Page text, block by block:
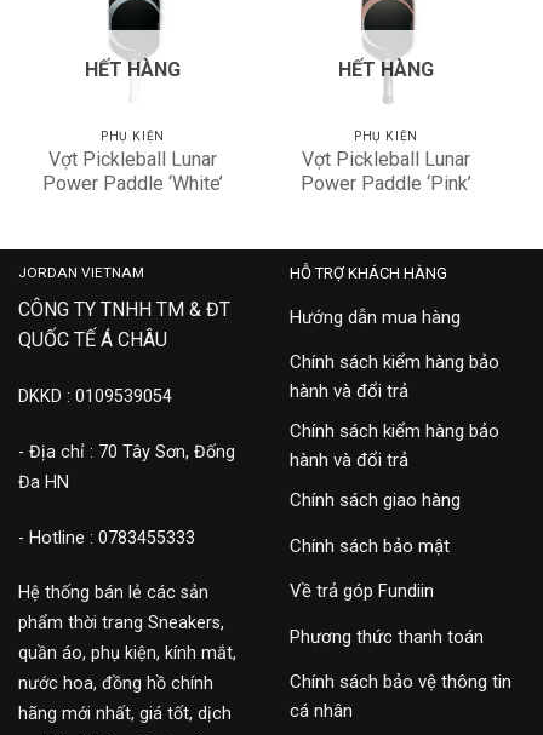
HẾT HÀNG
PHỤ KIỆN
Vợt Pickleball Lunar
Power Paddle ‘White’
HẾT HÀNG
PHỤ KIỆN
Vợt Pickleball Lunar
Power Paddle ‘Pink’
JORDAN VIETNAM
CÔNG TY TNHH TM & ĐT
QUỐC TẾ Á CHÂU
DKKD : 0109539054
- Địa chỉ : 70 Tây Sơn, Đống
Đa HN
- Hotline : 0783455333
Hệ thống bán lẻ các sản
phẩm thời trang Sneakers,
quần áo, phụ kiện, kính mắt,
nước hoa, đồng hồ chính
hãng mới nhất, giá tốt, dịch
HỖ TRỢ KHÁCH HÀNG
Hướng dẫn mua hàng
Chính sách kiểm hàng bảo
hành và đổi trả
Chính sách kiểm hàng bảo
hành và đổi trả
Chính sách giao hàng
Chính sách bảo mật
Về trả góp Fundiin
Phương thức thanh toán
Chính sách bảo vệ thông tin
cá nhân